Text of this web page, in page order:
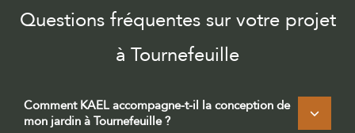
Questions fréquentes sur votre projet
à Tournefeuille
Comment KAEL accompagne-t-il la conception de
mon jardin à Tournefeuille ?